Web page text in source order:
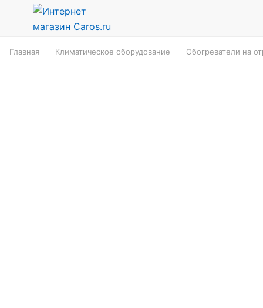
Главная Климатическое оборудование Обогреватели на